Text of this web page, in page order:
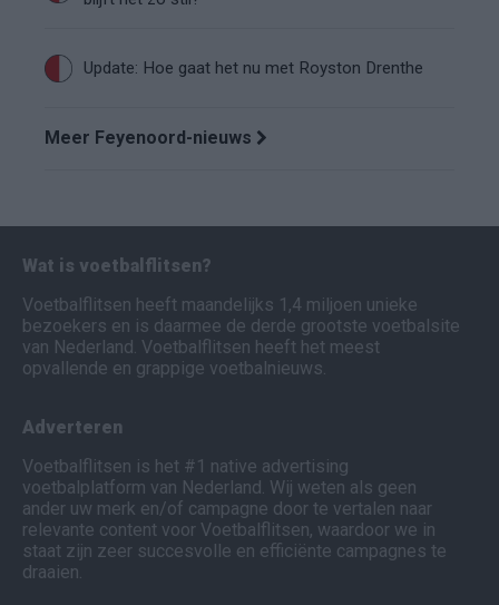
Update: Hoe gaat het nu met Royston Drenthe
Meer Feyenoord-nieuws
Wat is voetbalflitsen?
Voetbalflitsen heeft maandelijks 1,4 miljoen unieke
bezoekers en is daarmee de derde grootste voetbalsite
van Nederland. Voetbalflitsen heeft het meest
opvallende en grappige voetbalnieuws.
Adverteren
Voetbalflitsen is het #1 native advertising
voetbalplatform van Nederland. Wij weten als geen
ander uw merk en/of campagne door te vertalen naar
relevante content voor Voetbalflitsen, waardoor we in
staat zijn zeer succesvolle en efficiënte campagnes te
draaien.